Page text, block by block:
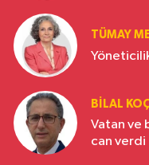
TÜMAY
BILAL
Vatan ve
can verdi